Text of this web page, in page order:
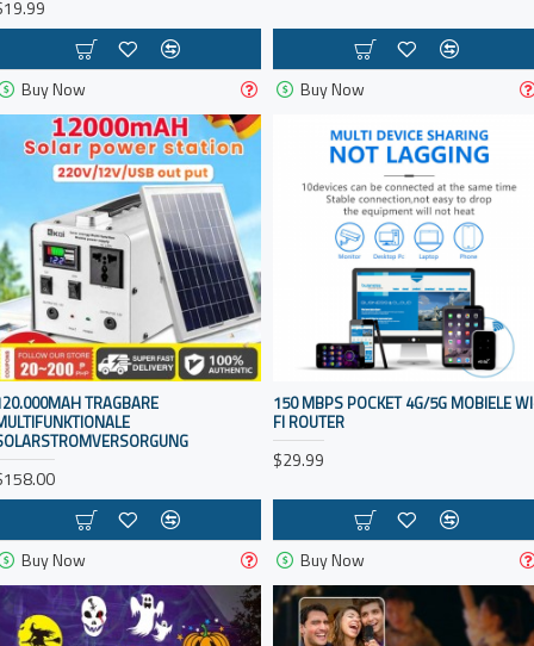
Buy Now Buy Now
TRAGBARE
Buy Now
150 MBPS POCKET 4G/5G MOBIELE
FI ROUTER
$29.99
Buy Now